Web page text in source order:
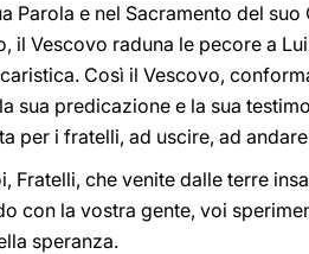
Parola e nel Sacramento del
Vescovo raduna le pecore a
Così il Vescovo,
sua predicazione e la sua
per i fratelli, ad uscire, ad
che venite dalle terre
con la vostra gente, voi
speranza.